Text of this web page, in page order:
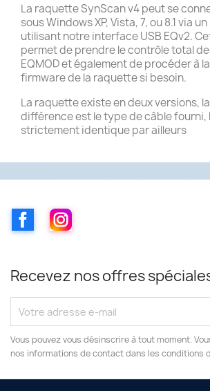
La raquette SynScan v4 peut se
sous Windows XP, Vista, 7, ou 8.1 via
utilisant notre interface USB EQv2.
permet de prendre le contrôle total
EQMOD et également de procéder à
firmware de la raquette si besoin.
La raquette existe en deux versions,
différence est le type de câble
strictement identique par ailleurs
FacebookInstagram
Recevez nos offres
Vous pouvez vous désinscrire à tout moment.
nos informations de contact dans les conditions